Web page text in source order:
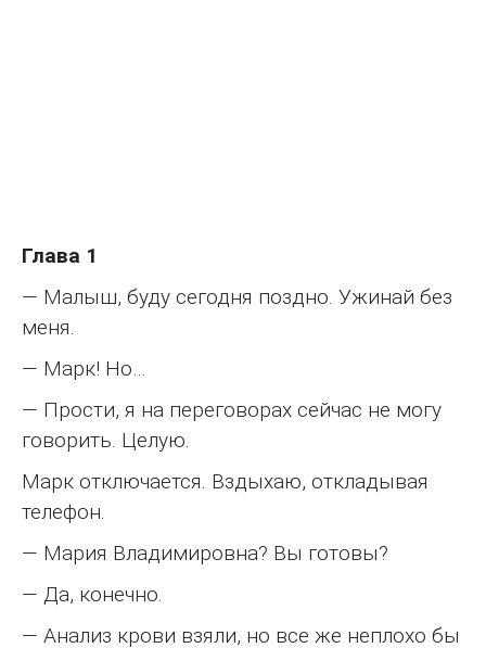
Глава 1
— Малыш, буду сегодня поздно. Ужинай без
меня.
— Марк! Но…
— Прости, я на переговорах сейчас не могу
говорить. Целую.
Марк отключается. Вздыхаю, откладывая
телефон.
— Мария Владимировна? Вы готовы?
— Да, конечно.
— Анализ крови взяли, но все же неплохо бы